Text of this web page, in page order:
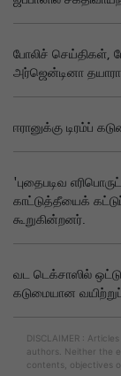
போலிச் செய்திகள்,
அர்ஜென்டினா
ஈரானுக்கு டிரம்ப்
'புதைபடிவ
காட்டுத்தீயைக்
கூறுகின்றனர்.
வட டெக்சாஸில்
கடுமையான
DISCLAIMER :
authors. Neither the
contents, objectives